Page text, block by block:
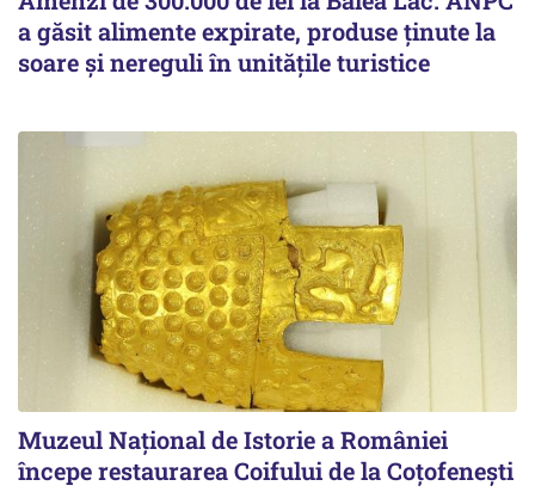
a găsit alimente expirate, produse ținute la
soare și nereguli în unitățile turistice
Muzeul Național de Istorie a României
începe restaurarea Coifului de la Coțofenești